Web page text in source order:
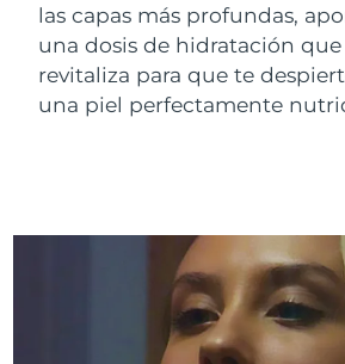
las capas más profundas,
una dosis de hidratación
revitaliza para que te
una piel perfectamente
Malta
México